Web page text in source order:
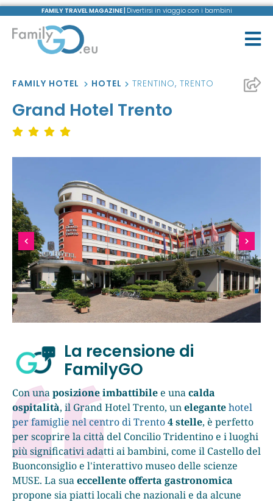
FAMILY TRAVEL MAGAZINE | Divertirsi in viaggio con i bambini
FAMILY HOTEL HOTEL TRENTINO, TRENTO
Grand Hotel Trento
La recensione di
FamilyGO
Con unaposizione imbattibilee unacalda
ospitalità, il Grand Hotel Trento, unelegantehotel
per famiglie nel centro di Trento4 stelle, è perfetto
per scoprire la città del Concilio Tridentino e i luoghi
più significativi adatti ai bambini, come il Castello del
Buonconsiglio e l'interattivo museo delle scienze
MUSE. La suaeccellente offerta gastronomica
propone sia piatti locali che nazionali e da alcune